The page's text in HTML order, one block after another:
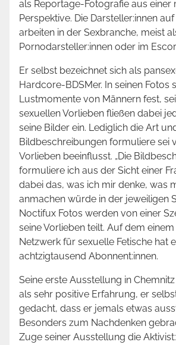
als Reportage-Fotografie aus einer
Perspektive. Die Darsteller:innen
arbeiten in der Sexbranche, meist
Pornodarsteller:innen oder im
Er selbst bezeichnet sich als
Hardcore-BDSMer. In seinen Fotos
Lustmomente von Männern fest,
sexuellen Vorlieben fließen dabei
seine Bilder ein. Lediglich die Art
Bildbeschreibungen formuliere sei
Vorlieben beeinflusst. „Die
formuliere ich aus der Sicht einer
dabei das, was ich mir denke, was
anmachen würde in der jeweiligen
Noctifux Fotos werden von einer
seine Vorlieben teilt. Auf dem
Netzwerk für sexuelle Fetische hat
achtzigtausend Abonnent:innen.
Seine erste Ausstellung in
als sehr positive Erfahrung, er
gedacht, dass er jemals etwas
Besonders zum Nachdenken
Zuge seiner Ausstellung die